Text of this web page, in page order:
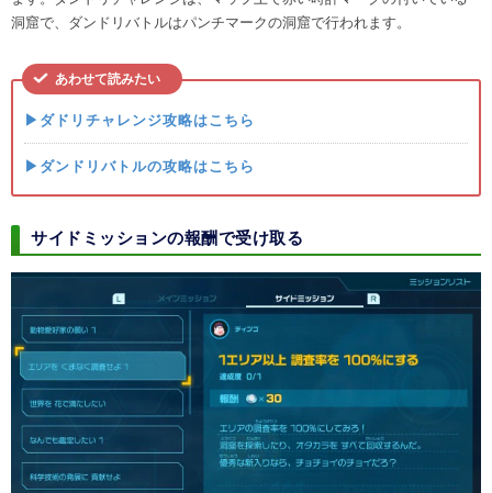
洞窟で、ダンドリバトルはパンチマークの洞窟で行われます。
あわせて読みたい
▶ダ ドリチャレンジ攻略はこちら
▶ダンドリバトルの攻略はこちら
サイドミッションの報酬で受け取る